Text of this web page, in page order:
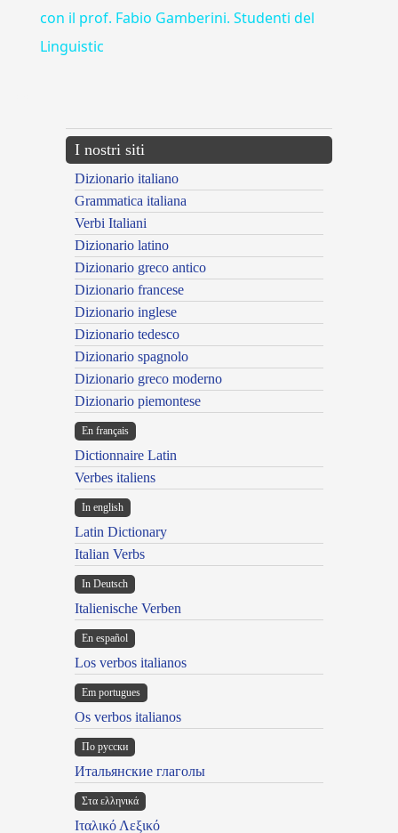
con il prof. Fabio Gamberini. Studenti del
Linguistic
I nostri siti
Dizionario italiano
Grammatica italiana
Verbi Italiani
Dizionario latino
Dizionario greco antico
Dizionario francese
Dizionario inglese
Dizionario tedesco
Dizionario spagnolo
Dizionario greco moderno
Dizionario piemontese
En français
Dictionnaire Latin
Verbes italiens
In english
Latin Dictionary
Italian Verbs
In Deutsch
Italienische Verben
En español
Los verbos italianos
Em portugues
Os verbos italianos
По русски
Итальянские глаголы
Στα ελληνικά
Ιταλικό Λεξικό